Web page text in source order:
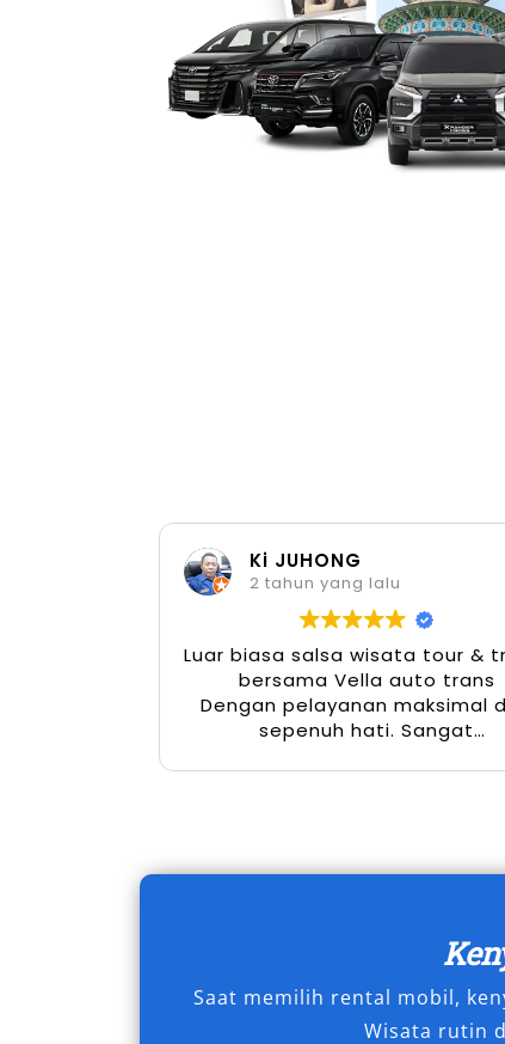
dari sewa harian 24 jam,
berguna bagi pendatang,
kendaraan selama masa tinggal di
5. Layanan Lengkap dan
Penyedia rental Camry Depok
antar jemput dari lokasi strategis
memudahkan akses tanpa harus
perusahaan, hingga perjalanan
Dengan semua manfaat tersebut,
rental mobil Camry Depok terus
kenyamanan, efisiensi, dan citra
karena itu, memilih sewa Camry
mobilitas harian hingga acara
Jika Anda sedang mencari
siap disewa kapan saja. Setiap
dilengkapi dengan fitur modern
di Depok dan sekitarnya.
Ki JUHONG
2 tahun yang lalu
Luar biasa salsa wisata tour &
bersama Vella auto trans
Dengan pelayanan maksimal
sepenuh hati. Sangat
Saat memilih rental mobil,
Wisata rutin